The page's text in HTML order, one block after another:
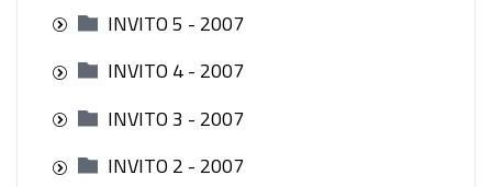
INVITO 5 - 2007
INVITO 4 - 2007
INVITO 3 - 2007
INVITO 2 - 2007